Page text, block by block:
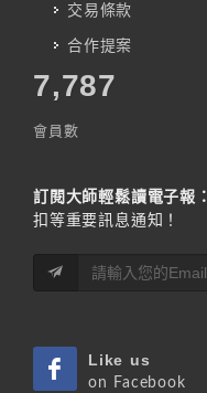
交易條款
合作提案
7,787
會員數
訂閱大師輕鬆讀電子報：
扣等重要訊息通知！
Like us
on Facebook